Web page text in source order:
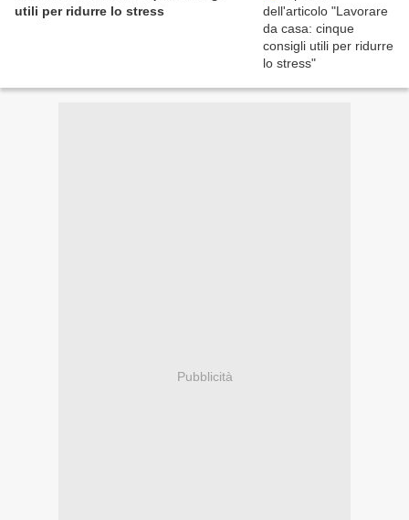
utili per ridurre lo stress
Pubblicità